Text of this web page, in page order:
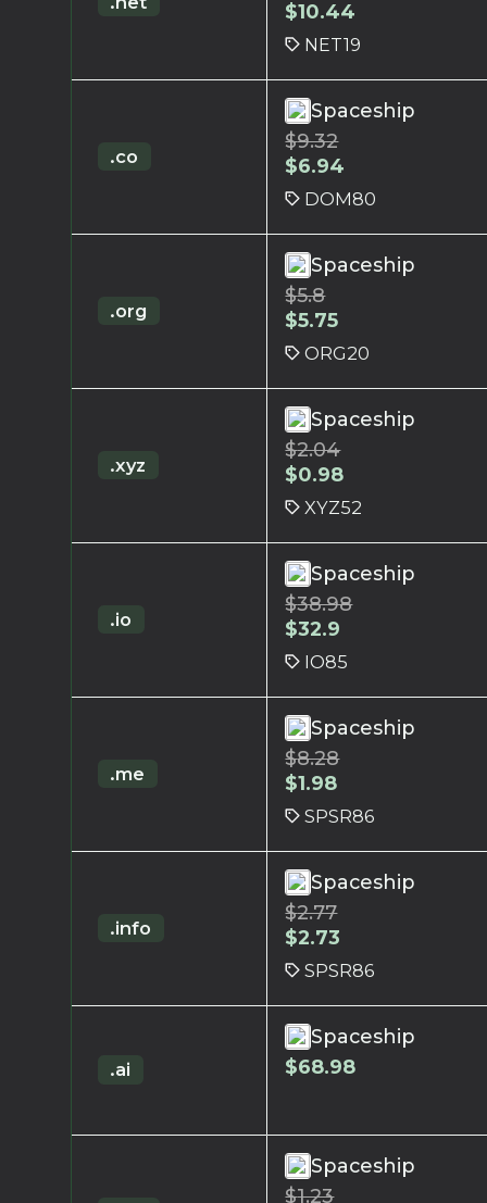
$10.44
NET19
.co
Spaceship
$9.32
$6.94
DOM80
.org
Spaceship
$5.8
$5.75
ORG20
.xyz
Spaceship
$2.04
$0.98
XYZ52
.io
Spaceship
$38.98
$32.9
IO85
.me
Spaceship
$8.28
$1.98
SPSR86
.info
Spaceship
$2.77
$2.73
SPSR86
.ai
Spaceship
$68.98
Spaceship
$1.23